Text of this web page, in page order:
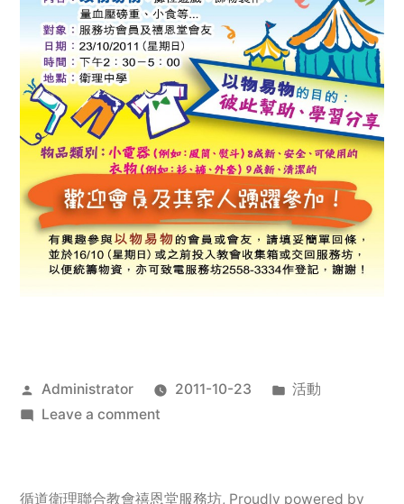
Posted
by
Administrator 2011-10-23
Posted
活動
Leave a commenton
服
循道衛理聯合教會禧恩堂服務坊, Proudly powered by